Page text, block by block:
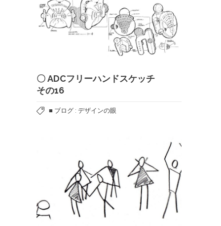
〇 ADCフリーハンドスケッチ
その16
■ ブログ : デザインの眼